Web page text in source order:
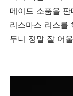
메이드 소품을
리스마스 리스를
두니 정말 잘 어